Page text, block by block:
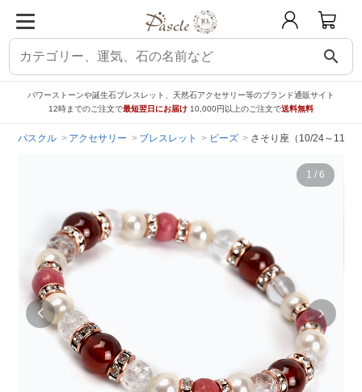
search
パワーストーンや誕生石ブレスレット、天然石アクセサリー等のブランド通販サイト
12時までのご注文で最短翌日にお届け 10,000円以上のご注文で送料無料
パスクル アクセサリー ブレスレット ビーズ さそり座（10/24～11/
1 / 6